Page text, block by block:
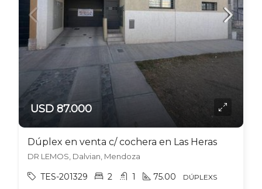
USD 87.000
Dúplex en venta c/ cochera en Las Heras
DR LEMOS, Dalvian, Mendoza
TES-201329 2 1 75.00 DÚPLEXS